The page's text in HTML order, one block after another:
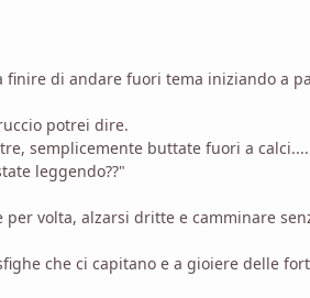
di andare fuori tema iniziando a
potrei dire.
semplicemente buttate fuori a
leggendo??"
volta, alzarsi dritte e camminare
che ci capitano e a gioiere delle